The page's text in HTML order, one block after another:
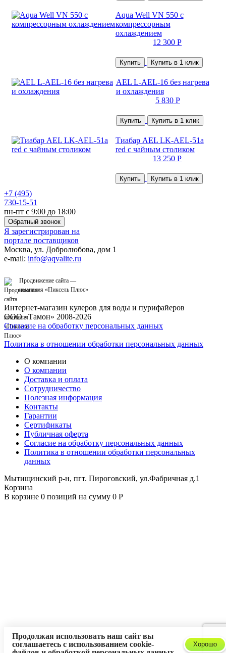
Aqua Well VN 550 с
компрессорным
охлаждением
12 300 Р
Купить Купить в 1 клик
AEL L-AEL-16 без нагрева
и охлаждения
5 830 Р
Купить Купить в 1 клик
Тиабар AEL LK-AEL-51a
red с чайным столиком
13 250 Р
Купить Купить в 1 клик
+7 (495)
730-15-51
пн-пт с 9:00 до 18:00
Обратный звонок
Я зарегистрирован на
портале поставщиков
Москва, ул. Добролюбова, дом 1
e-mail: info@aqvalite.ru
Продвижение сайта —
компания «Пиксель Плюс»
Интернет-магазин кулеров для воды и пурифайеров
ООО «Тамон» 2008-2026
Согласие на обработку персональных данных
Политика в отношении обработки персональных данных
О компании
О компании
Доставка и оплата
Сотрудничество
Полезная информация
Контакты
Гарантии
Сертификаты
Публичная оферта
Согласие на обработку персональных данных
Политика в отношении обработки персональных
данных
Мытищинский р-н, пгт. Пироговский, ул.Фабричная д.1
Корзина
В корзине 0 позиций на сумму 0 Р
Продолжая использовать наш сайт вы
соглашаетесь с использованием cookie-
Хорошо